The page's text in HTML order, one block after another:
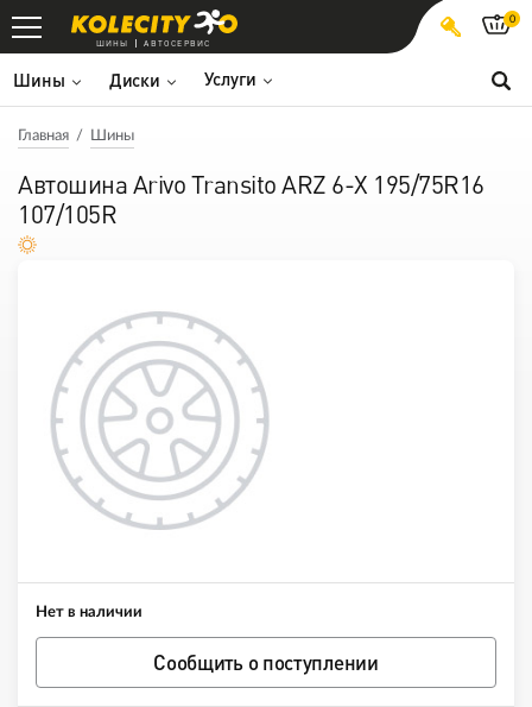
ШИНЫ АВТОСЕРВИС
Шины Диски Услуги
0
Главная Шины
Автошина Arivo Transito ARZ 6-X 195/75R16
107/105R
Нет в наличии
Сообщить о поступлении